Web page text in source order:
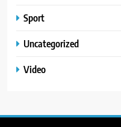
Sport
Uncategorized
Video